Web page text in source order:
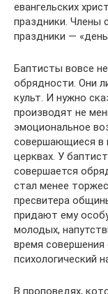
евангельских
праздники. Члены
праздники —
Баптисты вовсе
обрядности. Они
культ. И нужно
производят не
эмоциональное
совершающиеся в
церквах. У
совершается
стал менее
пресвитера
придают ему
молодых,
время
психологический
В проповедях,